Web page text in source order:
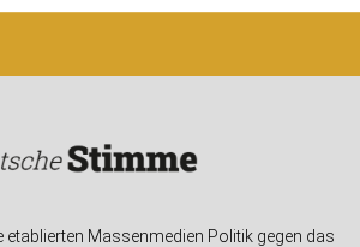
etablierten Massenmedien Politik gegen das